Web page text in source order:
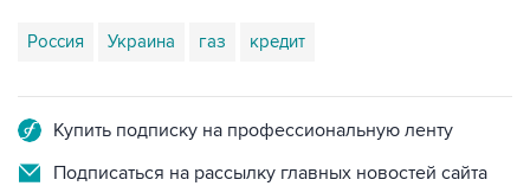
Россия Украина газ кредит
Купить подписку на профессиональную ленту
Подписаться на рассылку главных новостей сайта